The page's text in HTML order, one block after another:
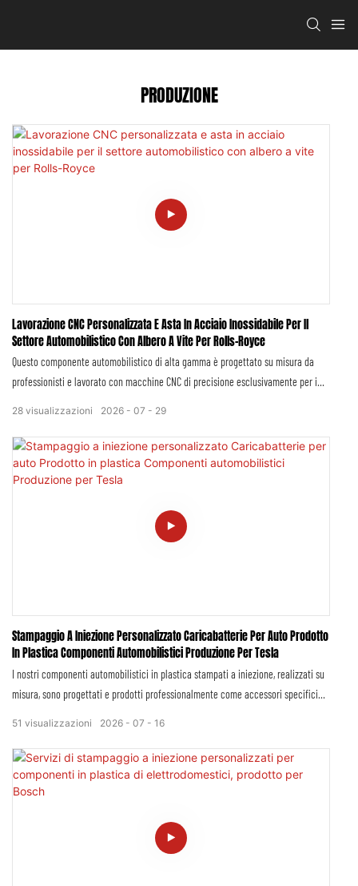
PRODUZIONE
Lavorazione CNC Personalizzata E Asta In Acciaio Inossidabile Per Il
Settore Automobilistico Con Albero A Vite Per Rolls-Royce
Questo componente automobilistico di alta gamma è progettato su misura da
professionisti e lavorato con macchine CNC di precisione esclusivamente per i
precisione offrono eccezionale durata, stabilità strutturale e resistenza alla
corrosione, nel pieno rispetto dei rigorosi standard di produzione di primo
equipaggiamento di Rolls-Royce per le automobili di lusso.
2026 07 29
28 visualizzazioni
Stampaggio A Iniezione Personalizzato Caricabatterie Per Auto Prodotto
In Plastica Componenti Automobilistici Produzione Per Tesla
I nostri componenti automobilistici in plastica stampati a iniezione, realizzati su
misura, sono progettati e prodotti professionalmente come accessori specifici
montaggio e inserti funzionali in plastica, realizzati secondo le specifiche
originali del sistema di ricarica Tesla.
2026 07 16
51 visualizzazioni